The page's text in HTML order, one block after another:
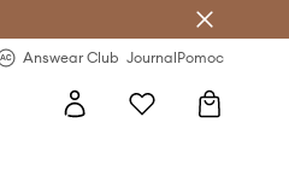
Answear Club JournalPomoc